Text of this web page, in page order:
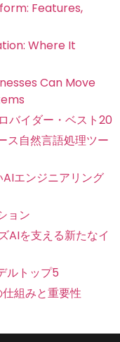
Features,
Where It
Can Move
バイダー・ベスト20
自然言語処理ツー
エンジニアリング
ョン
AIを支える新たなイ
ルトップ5
組みと重要性